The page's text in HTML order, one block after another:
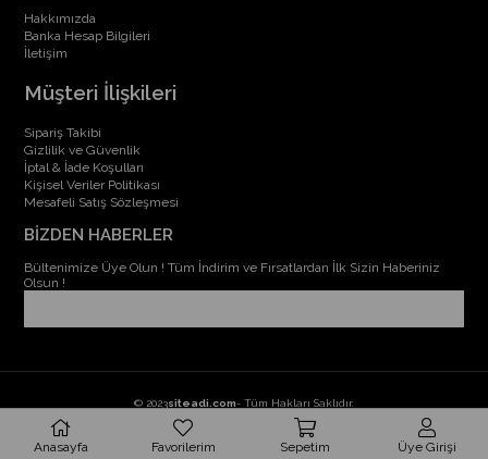
Hakkımızda
Banka Hesap Bilgileri
İletişim
Müşteri İlişkileri
Sipariş Takibi
Gizlilik ve Güvenlik
İptal & İade Koşulları
Kişisel Veriler Politikası
Mesafeli Satış Sözleşmesi
BİZDEN HABERLER
Bültenimize Üye Olun ! Tüm İndirim ve Fırsatlardan İlk Sizin Haberiniz
Olsun !
© 2023siteadi.com- Tüm Hakları Saklıdır.
Anasayfa Favorilerim Sepetim Üye Girişi